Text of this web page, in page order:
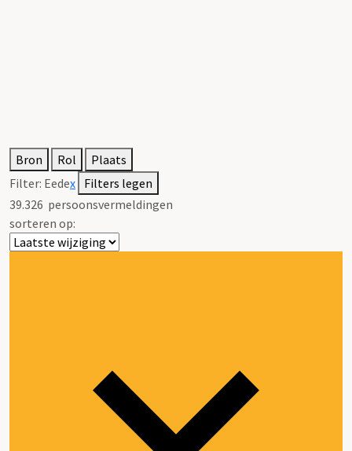
Bron Rol
Plaats
Filter: Eedex Filters legen
39.326 persoonsvermeldingen
sorteren op: